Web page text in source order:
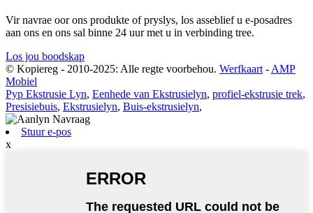
Vir navrae oor ons produkte of pryslys, los asseblief u e-posadres
aan ons en ons sal binne 24 uur met u in verbinding tree.
Los jou boodskap
© Kopiereg - 2010-2025: Alle regte voorbehou. Werfkaart - AMP
Mobiel
Pyp Ekstrusie Lyn, Eenhede van Ekstrusielyn, profiel-ekstrusie trek,
Presisiebuis, Ekstrusielyn, Buis-ekstrusielyn,
Stuur e-pos
x